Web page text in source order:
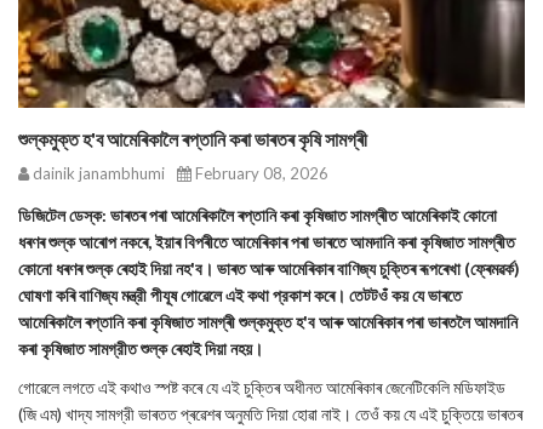
শুল্কমুক্ত হ'ব আমেৰিকালৈ ৰপ্তানি কৰা ভাৰতৰ কৃষি সামগ্ৰী
dainik janambhumi February 08, 2026
ডিজিটেল ডেস্ক: ভাৰতৰ পৰা আমেৰিকালৈ ৰপ্তানি কৰা কৃষিজাত সামগ্ৰীত আমেৰিকাই কোনো
ধৰণৰ শুল্ক আৰোপ নকৰে, ইয়াৰ বিপৰীতে আমেৰিকাৰ পৰা ভাৰতে আমদানি কৰা কৃষিজাত সামগ্ৰীত
কোনো ধৰণৰ শুল্ক ৰেহাই দিয়া নহ'ব। ভাৰত আৰু আমেৰিকাৰ বাণিজ্য চুক্তিৰ ৰূপৰেখা (ফ্ৰেমৱৰ্ক)
ঘোষণা কৰি বাণিজ্য মন্ত্রী পীযূষ গোৱেলে এই কথা প্রকাশ কৰে। তেটটওঁ কয় যে ভাৰতে
আমেৰিকালৈ ৰপ্তানি কৰা কৃষিজাত সামগ্ৰী শুল্কমুক্ত হ'ব আৰু আমেৰিকাৰ পৰা ভাৰতলৈ আমদানি
কৰা কৃষিজাত সামগ্রীত শুল্ক ৰেহাই দিয়া নহয়।
গোৱেলে লগতে এই কথাও স্পষ্ট কৰে যে এই চুক্তিৰ অধীনত আমেৰিকাৰ জেনেটিকেলি মডিফাইড
(জি এম) খাদ্য সামগ্রী ভাৰতত প্ৰৱেশৰ অনুমতি দিয়া হোৱা নাই। তেওঁ কয় যে এই চুক্তিয়ে ভাৰতৰ